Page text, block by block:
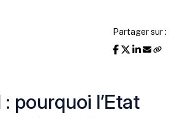
Partager sur :
pourquoi l’Etat